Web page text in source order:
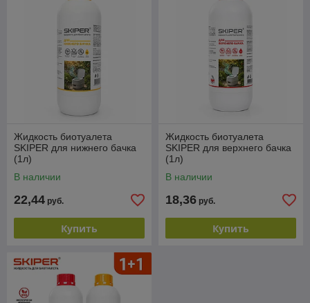
Жидкость биотуалета
SKIPER для нижнего бачка
(1л)
В наличии
22,44 руб.
Купить
Жидкость биотуалета
SKIPER для верхнего бачка
(1л)
В наличии
18,36 руб.
Купить